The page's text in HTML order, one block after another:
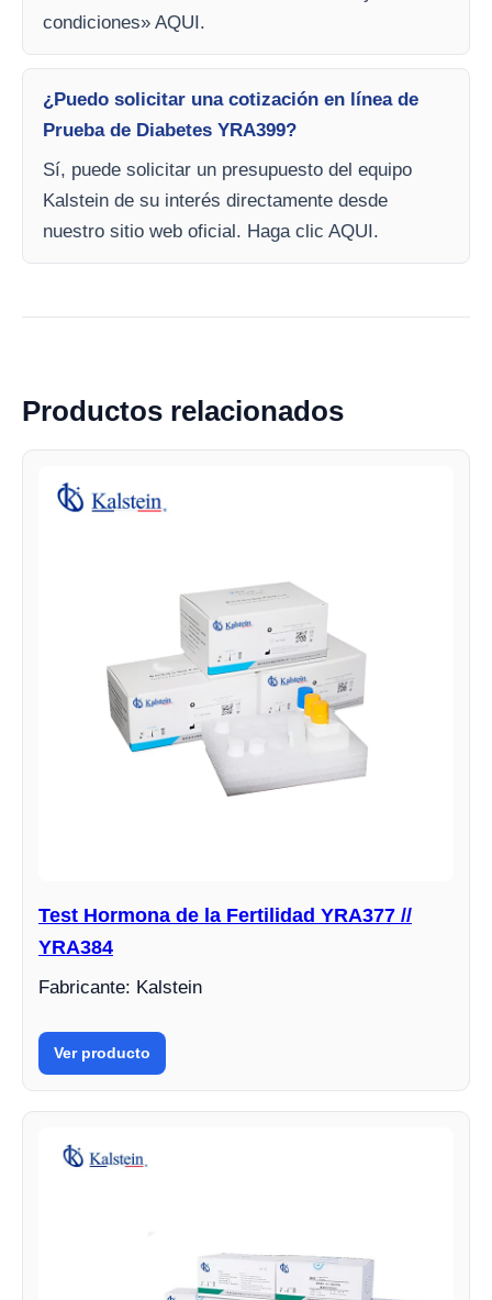
condiciones» AQUI.
¿Puedo solicitar una cotización en línea de
Prueba de Diabetes YRA399?
Sí, puede solicitar un presupuesto del equipo
Kalstein de su interés directamente desde
nuestro sitio web oficial. Haga clic AQUI.
Productos relacionados
Test Hormona de la Fertilidad YRA377 //
YRA384
Fabricante: Kalstein
Ver producto